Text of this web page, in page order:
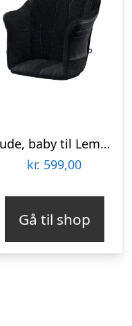
Pude, baby til Lemo Platinum højstol, sort
kr. 599,00
Gå til shop